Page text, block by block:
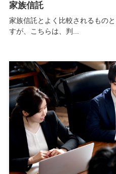
家族信託
家族信託とよく比較されるもの
すが、こちらは、判...